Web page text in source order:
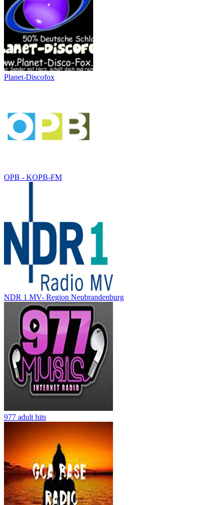
Planet-Discofox
OPB - KOPB-FM
NDR 1 MV- Region Neubrandenburg
977 adult hits